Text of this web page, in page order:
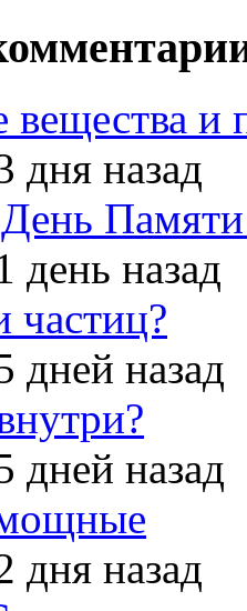
вещества и
дня назад
день назад
частиц?
дней назад
дней назад
дня назад